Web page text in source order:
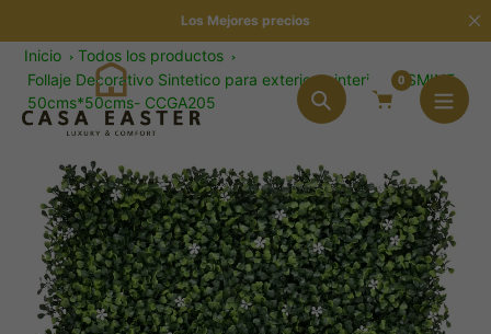
al
contenido
Los Mejores precios
Búsqueda
0
Inicio
Todos los productos
Follaje Decorativo Sintetico para exterior y interior JASMINE
50cms*50cms- CCGA205